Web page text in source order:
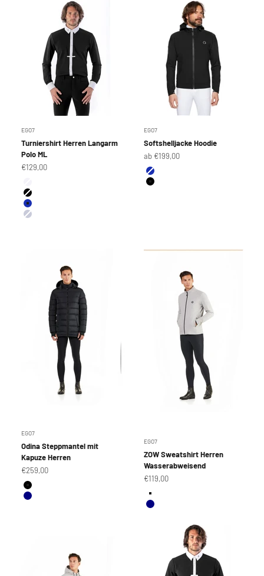
EGO7
Turniershirt Herren Langarm
Polo ML
Angebot
€129,00
White / White
Black / White
Navy / White
Ice Grey / White
EGO7
Softshelljacke Hoodie
Angebot
ab €199,00
Farbe
Navy Blue
Black
EGO7
Odina Steppmantel mit
Kapuze Herren
Angebot
€259,00
Farbe
Schwarz
Navy
EGO7
ZOW Sweatshirt Herren
Wasserabweisend
Angebot
€119,00
Farbe
Grey Melange
Navy